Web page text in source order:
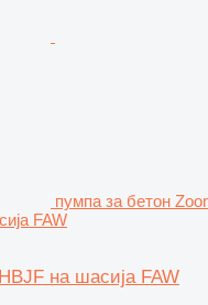
пумпа за бетон
FAW
на шасија FAW